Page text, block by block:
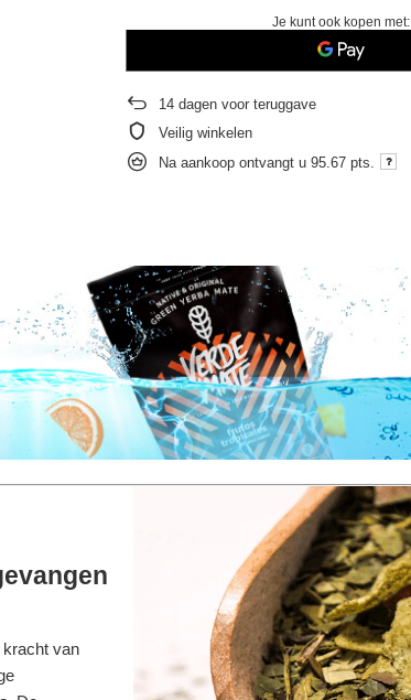
Je kunt ook kopen met:
14 dagen voor teruggave
Veilig winkelen
Na aankoop ontvangt u95.67 pts.
van